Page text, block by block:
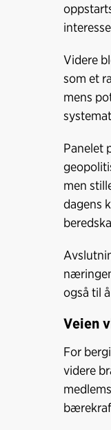
Videre
som et
mens
Panelet
men
dagens
også til
Veien
For
videre